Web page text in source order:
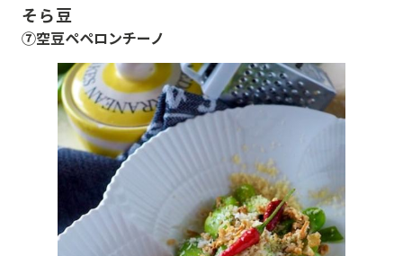
そら豆
⑦空豆ペペロンチーノ